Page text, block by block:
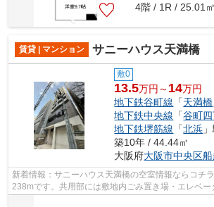
4階 / 1R / 25.01㎡
賃貸 | マンション サニーハウス天満橋
敷0
13.5万円～ 14万円
地下鉄谷町線 「天満橋
地下鉄中央線 「谷町四
地下鉄堺筋線 「北浜
築10年 / 44.44㎡
大阪府大阪市中央区
新着情報：サニーハウス天満橋の空室情報ならコチ
238mです。共用部には敷地内ごみ置き場・エレベー
ービスが揃っているので便利です。物件から...